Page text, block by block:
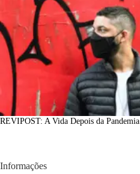
REVIPOST: A Vida Depois da Pandemia.
Informações